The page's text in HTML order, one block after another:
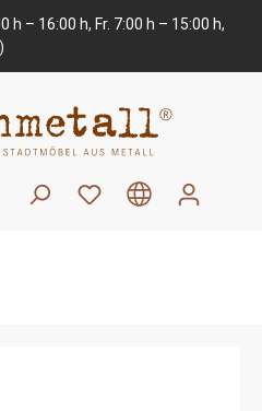
h – 16:00 h, Fr. 7:00 h – 15:00 h,